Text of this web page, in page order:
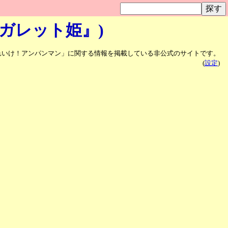
レット姫』)
いけ！アンパンマン」に関する情報を掲載している非公式のサイトです。
(設定)